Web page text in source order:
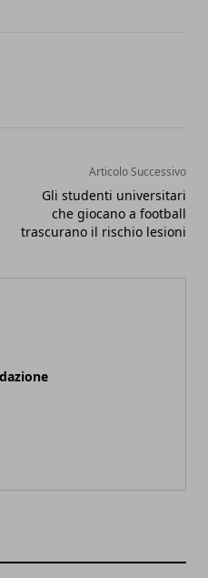
Articolo Successivo
Gli studenti universitari
che giocano a football
trascurano il rischio lesioni